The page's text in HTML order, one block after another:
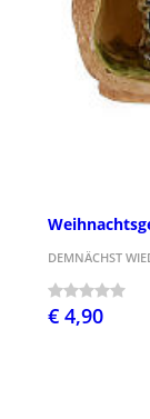
DEMNÄCHST
€ 4,90